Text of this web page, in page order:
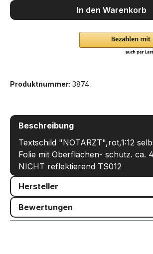
In den Warenkorb
Produktnummer: 3874
Beschreibung
Textschild "NOTARZT",rot,1:12
Folie mit Oberflächen- schutz. ca.
NICHT reflektierend TS012
Hersteller
Bewertungen